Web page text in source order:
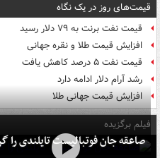
قیمت‌های روز در یک نگاه
قیمت نفت برنت به ۷۹ دلار رسید
افزایش قیمت طلا و نقره جهانی
قیمت نفت ۵ درصد کاهش یافت
رشد آرام دلار ادامه دارد
افزایش قیمت جهانی طلا
فیلم برگزیده
صاعقه جان فوتبالیست تایلندی را